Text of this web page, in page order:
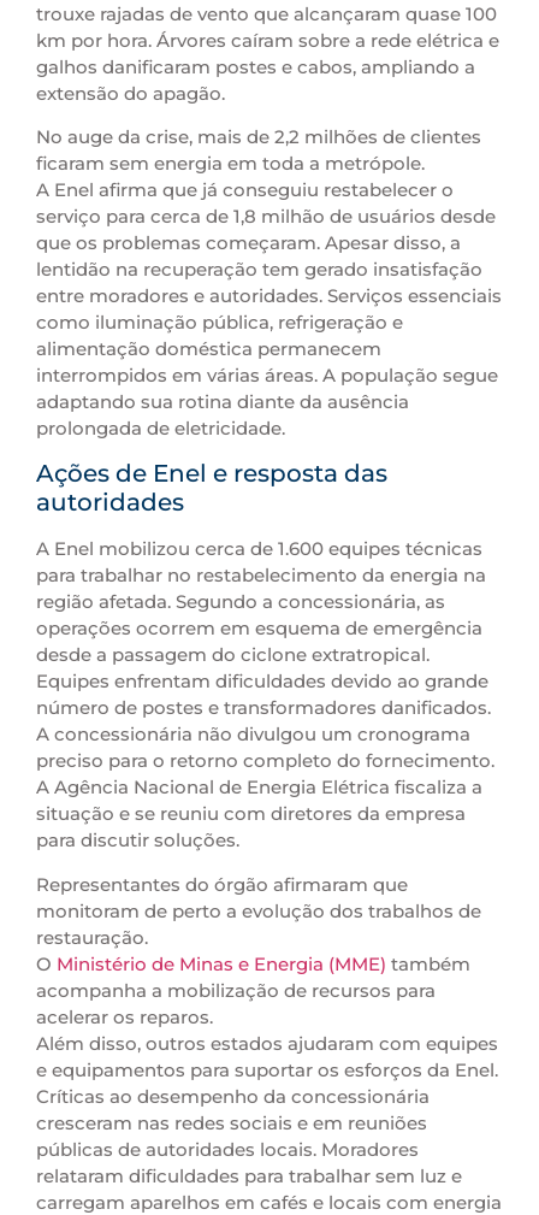
trouxe rajadas de vento que alcançaram quase 100
km por hora. Árvores caíram sobre a rede elétrica e
galhos danificaram postes e cabos, ampliando a
extensão do apagão.
No auge da crise, mais de 2,2 milhões de clientes
ficaram sem energia em toda a metrópole.
A Enel afirma que já conseguiu restabelecer o
serviço para cerca de 1,8 milhão de usuários desde
que os problemas começaram. Apesar disso, a
lentidão na recuperação tem gerado insatisfação
entre moradores e autoridades. Serviços essenciais
como iluminação pública, refrigeração e
alimentação doméstica permanecem
interrompidos em várias áreas. A população segue
adaptando sua rotina diante da ausência
prolongada de eletricidade.
Ações de Enel e resposta das
autoridades
A Enel mobilizou cerca de 1.600 equipes técnicas
para trabalhar no restabelecimento da energia na
região afetada. Segundo a concessionária, as
operações ocorrem em esquema de emergência
desde a passagem do ciclone extratropical.
Equipes enfrentam dificuldades devido ao grande
número de postes e transformadores danificados.
A concessionária não divulgou um cronograma
preciso para o retorno completo do fornecimento.
A Agência Nacional de Energia Elétrica fiscaliza a
situação e se reuniu com diretores da empresa
para discutir soluções.
Representantes do órgão afirmaram que
monitoram de perto a evolução dos trabalhos de
restauração.
O Ministério de Minas e Energia (MME) também
acompanha a mobilização de recursos para
acelerar os reparos.
Além disso, outros estados ajudaram com equipes
e equipamentos para suportar os esforços da Enel.
Críticas ao desempenho da concessionária
cresceram nas redes sociais e em reuniões
públicas de autoridades locais. Moradores
relataram dificuldades para trabalhar sem luz e
carregam aparelhos em cafés e locais com energia